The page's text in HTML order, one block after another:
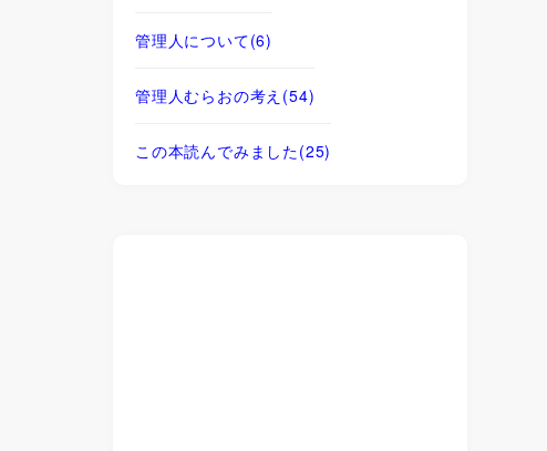
管理人について(6)
管理人むらおの考え (54)
この本読んでみました(25)